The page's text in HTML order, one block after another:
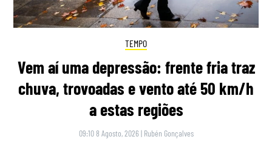
TEMPO
Vem aí uma depressão: frente fria traz
chuva, trovoadas e vento até 50 km/h
a estas regiões
09:10 8 Agosto, 2026 | Rubén Gonçalves